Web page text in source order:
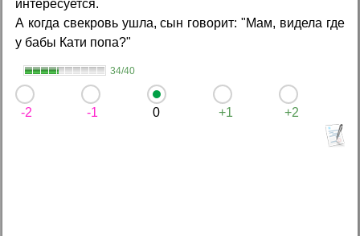
интересуется.
А когда свекровь ушла, сын говорит: "Мам, видела где
у бабы Кати попа?"
34/40
-2 -1 0 +1 +2